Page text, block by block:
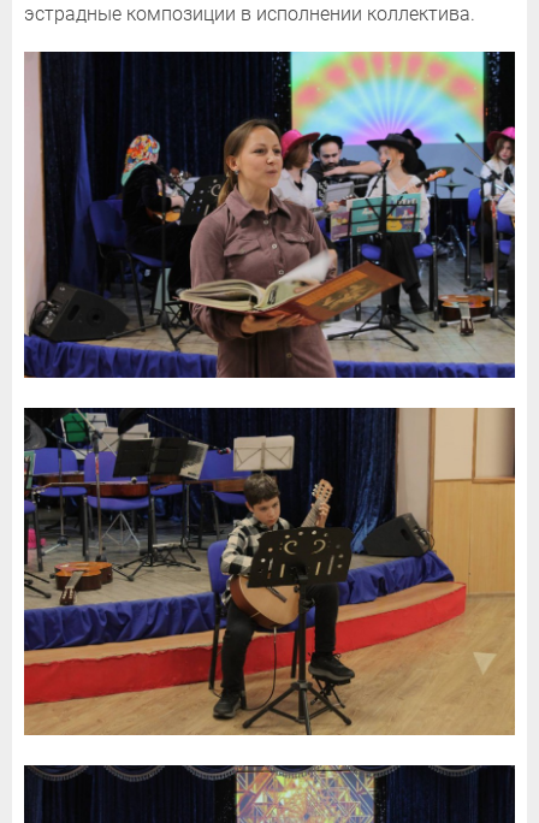
эстрадные композиции в исполнении коллектива.